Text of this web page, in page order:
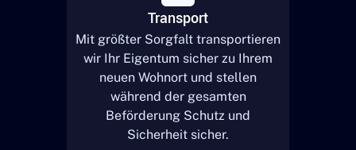
Transport
Mit größter Sorgfalt transportieren
wir Ihr Eigentum sicher zu Ihrem
neuen Wohnort und stellen
während der gesamten
Beförderung Schutz und
Sicherheit sicher.